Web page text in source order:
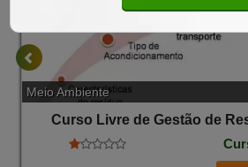
Meio Ambiente
Curso Livre de Gestão de